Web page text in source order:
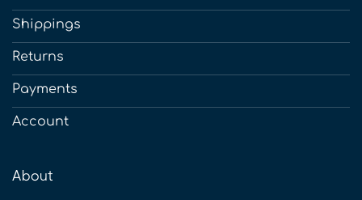
Shippings
Returns
Payments
Account
About